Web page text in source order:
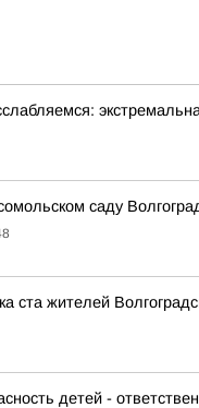
саду
ста жителей
детей -